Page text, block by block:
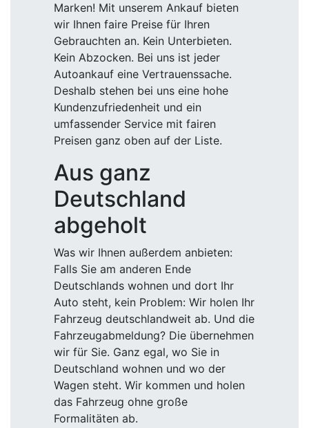
Marken! Mit unserem Ankauf bieten
wir Ihnen faire Preise für Ihren
Gebrauchten an. Kein Unterbieten.
Kein Abzocken. Bei uns ist jeder
Autoankauf eine Vertrauenssache.
Deshalb stehen bei uns eine hohe
Kundenzufriedenheit und ein
umfassender Service mit fairen
Preisen ganz oben auf der Liste.
Aus ganz
Deutschland
abgeholt
Was wir Ihnen außerdem anbieten:
Falls Sie am anderen Ende
Deutschlands wohnen und dort Ihr
Auto steht, kein Problem: Wir holen Ihr
Fahrzeug deutschlandweit ab. Und die
Fahrzeugabmeldung? Die übernehmen
wir für Sie. Ganz egal, wo Sie in
Deutschland wohnen und wo der
Wagen steht. Wir kommen und holen
das Fahrzeug ohne große
Formalitäten ab.